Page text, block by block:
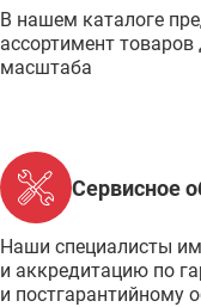
В нашем каталоге
ассортимент
масштаба
Сервисное
Наши специалисты
и аккредитацию по
и постгарантийному